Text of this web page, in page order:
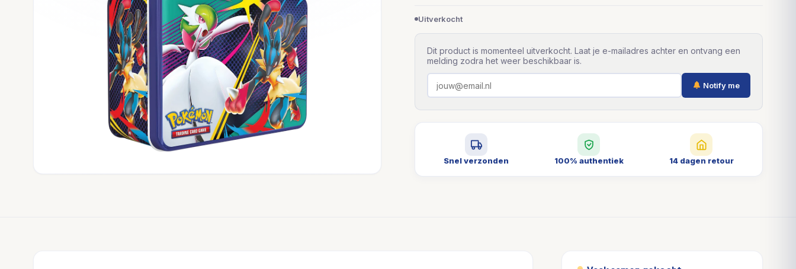
Uitverkocht
Dit product is momenteel uitverkocht. Laat je e-mailadres achter en ontvang een
melding zodra het weer beschikbaar is.
Notify me
Snel verzonden 100% authentiek 14 dagen retour